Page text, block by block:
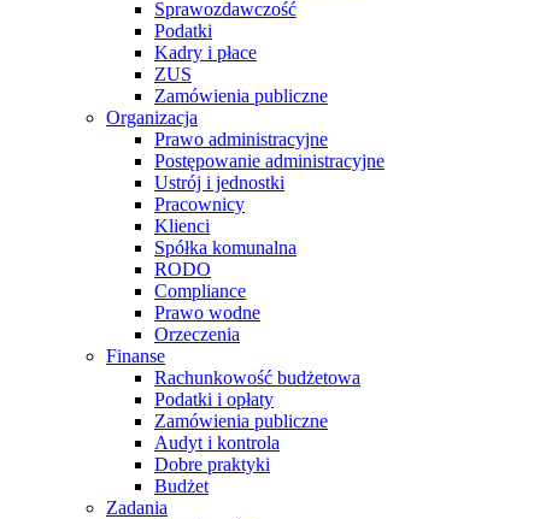
Sprawozdawczość
Podatki
Kadry i płace
ZUS
Zamówienia publiczne
Organizacja
Prawo administracyjne
Postępowanie administracyjne
Ustrój i jednostki
Pracownicy
Klienci
Spółka komunalna
RODO
Compliance
Prawo wodne
Orzeczenia
Finanse
Rachunkowość budżetowa
Podatki i opłaty
Zamówienia publiczne
Audyt i kontrola
Dobre praktyki
Budżet
Zadania